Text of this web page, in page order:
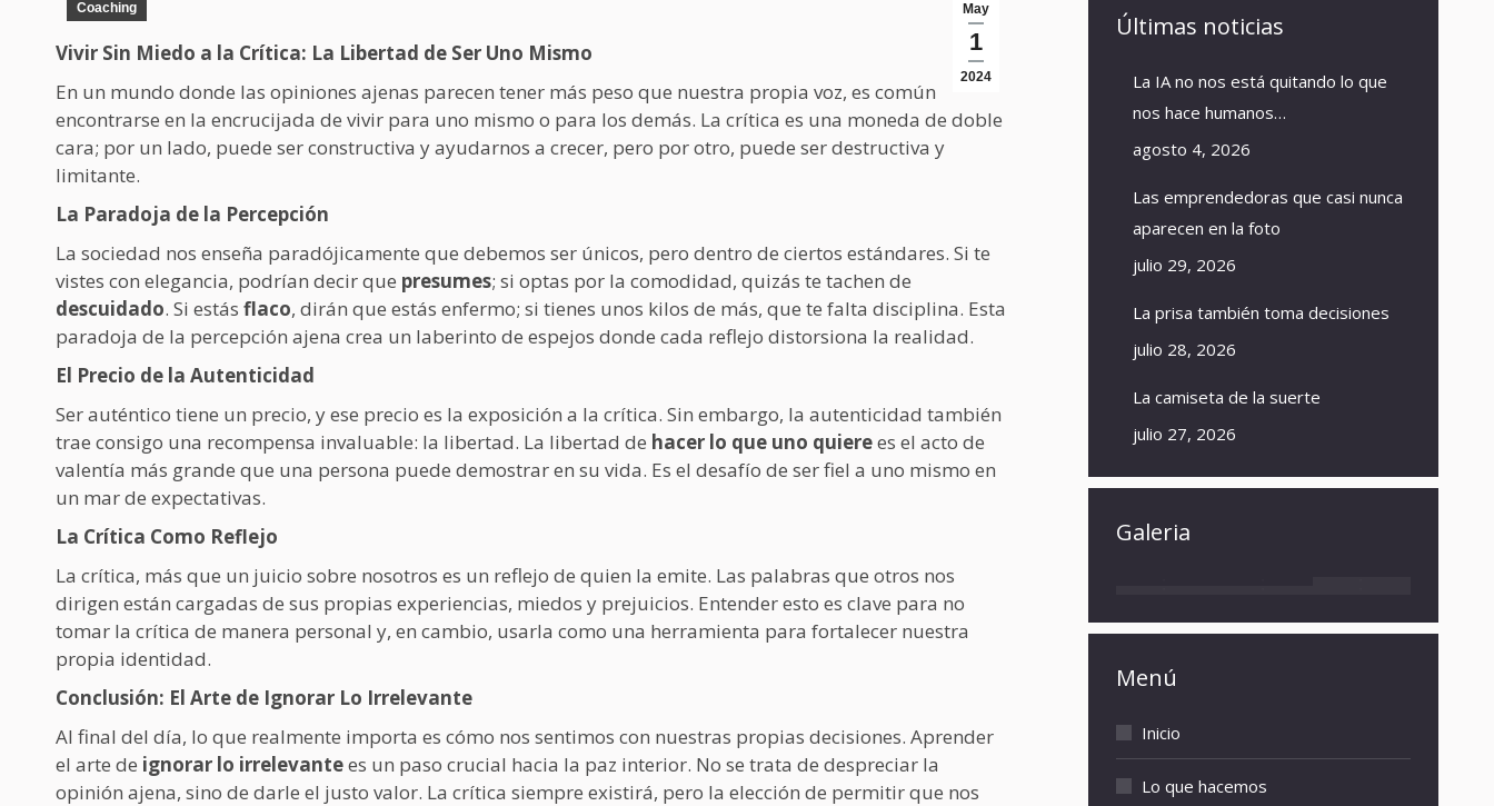
May
1
2024
Coaching
Vivir Sin Miedo a la Crítica: La Libertad de Ser Uno Mismo
En un mundo donde las opiniones ajenas parecen tener más peso que nuestra propia voz, es común
encontrarse en la encrucijada de vivir para uno mismo o para los demás. La crítica es una moneda de doble
cara; por un lado, puede ser constructiva y ayudarnos a crecer, pero por otro, puede ser destructiva y
limitante.
La Paradoja de la Percepción
La sociedad nos enseña paradójicamente que debemos ser únicos, pero dentro de ciertos estándares. Si te
vistes con elegancia, podrían decir que presumes; si optas por la comodidad, quizás te tachen de
descuidado. Si estás flaco, dirán que estás enfermo; si tienes unos kilos de más, que te falta disciplina. Esta
paradoja de la percepción ajena crea un laberinto de espejos donde cada reflejo distorsiona la realidad.
El Precio de la Autenticidad
Ser auténtico tiene un precio, y ese precio es la exposición a la crítica. Sin embargo, la autenticidad también
trae consigo una recompensa invaluable: la libertad. La libertad de hacer lo que uno quierees el acto de
valentía más grande que una persona puede demostrar en su vida. Es el desafío de ser fiel a uno mismo en
un mar de expectativas.
La Crítica Como Reflejo
La crítica, más que un juicio sobre nosotros es un reflejo de quien la emite. Las palabras que otros nos
dirigen están cargadas de sus propias experiencias, miedos y prejuicios. Entender esto es clave para no
tomar la crítica de manera personal y, en cambio, usarla como una herramienta para fortalecer nuestra
propia identidad.
Conclusión: El Arte de Ignorar Lo Irrelevante
Al final del día, lo que realmente importa es cómo nos sentimos con nuestras propias decisiones. Aprender
el arte de ignorar lo irrelevantees un paso crucial hacia la paz interior. No se trata de despreciar la
opinión ajena, sino de darle el justo valor. La crítica siempre existirá, pero la elección de permitir que nos
Últimas noticias
La IA no nos está quitando lo que
nos hace humanos…
agosto 4, 2026
Las emprendedoras que casi nunca
aparecen en la foto
julio 29, 2026
La prisa también toma decisiones
julio 28, 2026
La camiseta de la suerte
julio 27, 2026
Galeria
Menú
Inicio
Lo que hacemos